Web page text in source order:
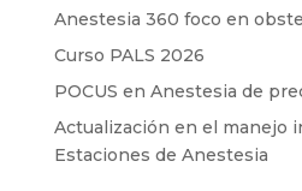
Anestesia 360 foco en
Curso PALS 2026
POCUS en Anestesia de
Actualización en el manejo
Estaciones de Anestesia